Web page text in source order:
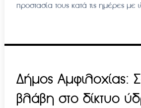
προστασία τους κατά τις ημέρες με
Δήμος Αμφιλοχίας:
βλάβη στο δίκτυο